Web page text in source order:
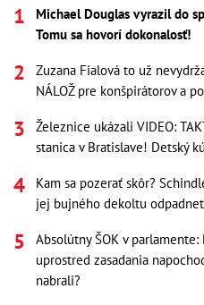
Michael Douglas vyrazil do
Tomu sa hovorí dokonalosť!
Zuzana Fialová to už
NÁLOŽ pre konšpirátorov a
Železnice ukázali VIDEO:
stanica v Bratislave! Detský
Kam sa pozerať skôr?
jej bujného dekoltu
Absolútny ŠOK v
uprostred zasadania
nabrali?